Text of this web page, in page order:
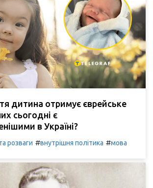
дитина отримує єврейське
сьогодні є
в Україні?
розваги #внутрішня політика #мова